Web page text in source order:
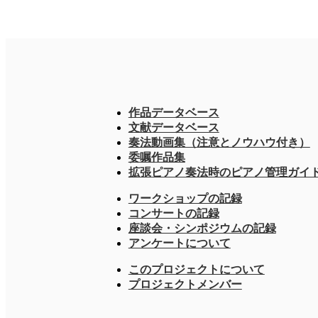
作品データベース
文献データベース
奏法動画集（注意とノウハウ付き）
委嘱作品集
拡張ピアノ奏法時のピアノ管理ガイ
ワークショップの記録
コンサートの記録
座談会・シンポジウムの記録
アンケートについて
このプロジェクトについて
プロジェクトメンバー